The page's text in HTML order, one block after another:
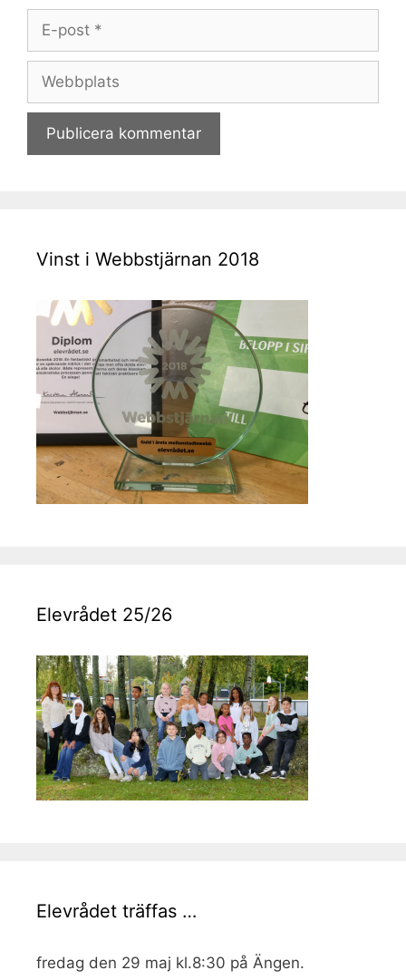
Webbplats
Vinst i Webbstjärnan 2018
Elevrådet 25/26
Elevrådet träffas …
fredag den 29 maj kl.8:30 på Ängen.